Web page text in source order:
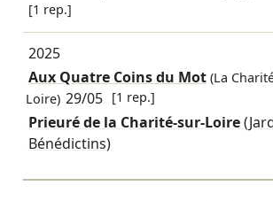
[1 rep.]
2025
Aux Quatre Coins du Mot(La
Loire) 29/05 [1 rep.]
Prieuré de la Charité-sur-Loire
Bénédictins)